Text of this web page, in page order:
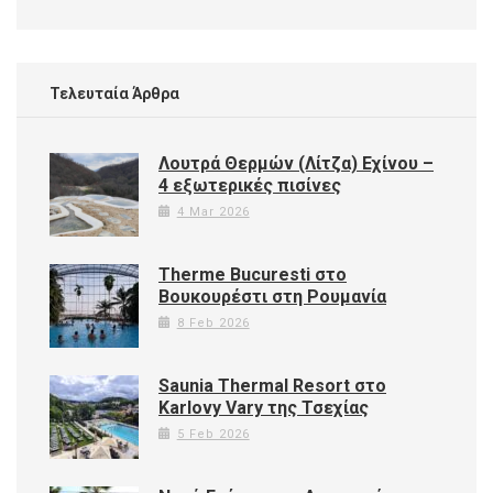
Τελευταία Άρθρα
Λουτρά Θερμών (Λίτζα) Εχίνου –
4 εξωτερικές πισίνες
4 Mar 2026
Therme Bucuresti στο
Βουκουρέστι στη Ρουμανία
8 Feb 2026
Saunia Thermal Resort στο
Karlovy Vary της Τσεχίας
5 Feb 2026